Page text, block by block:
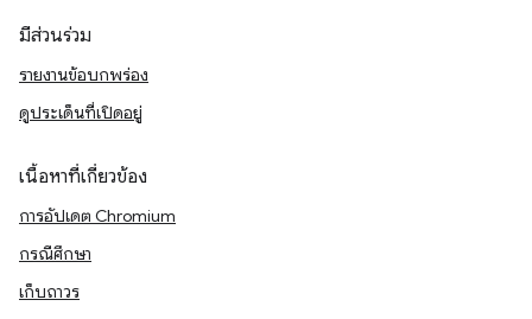
มีส่วนร่วม
รายงานข้อบกพร่อง
ดูประเด็นที่เปิดอยู่
เนื้อหาที่เกี่ยวข้อง
การอัปเดต Chromium
กรณีศึกษา
เก็บถาวร